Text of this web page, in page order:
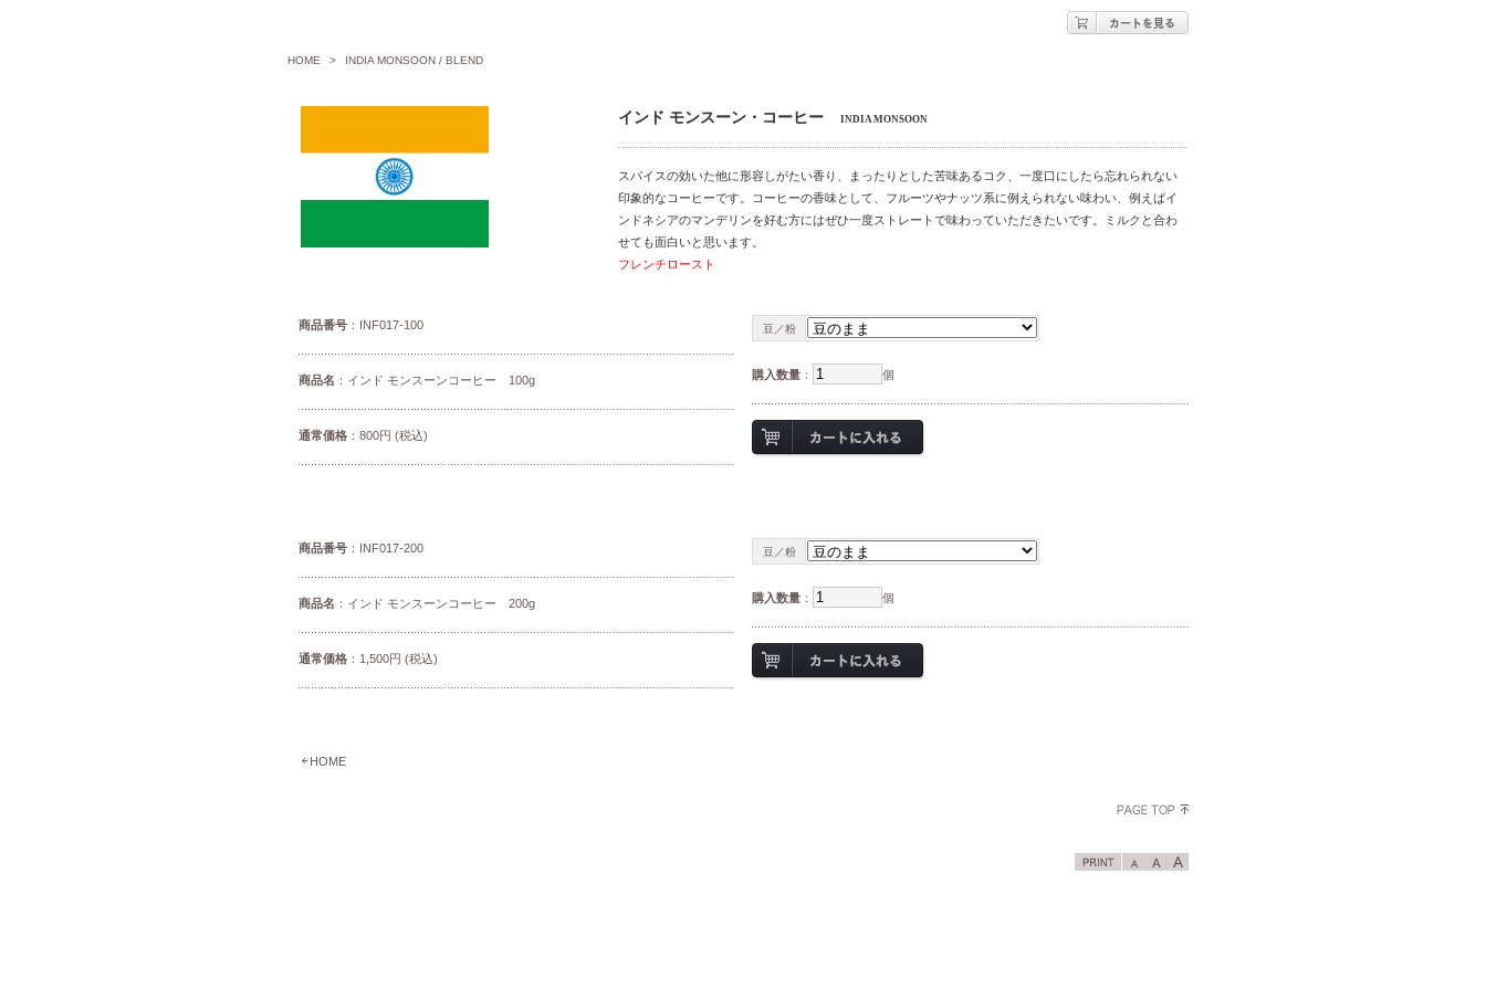
HOME > INDIA MONSOON / BLEND
インド モンスーン・コーヒー INDIA MONSOON
スパイスの効いた他に形容しがたい香り、まったりとした苦味あるコク、一度口にしたら忘れられない
印象的なコーヒーです。コーヒーの香味として、フルーツやナッツ系に例えられない味わい、例えばイ
ンドネシアのマンデリンを好む方にはぜひ一度ストレートで味わっていただきたいです。ミルクと合わ
せても面白いと思います。
フレンチロースト
商品番号：INF017-100
商品名 ：インド モンスーンコーヒー 100g
通常価格：800円 (税込)
豆／粉
購入数量 ： 個
商品番号：INF017-200
商品名 ：インド モンスーンコーヒー 200g
通常価格：1,500円 (税込)
豆／粉
購入数量 ： 個
HOME